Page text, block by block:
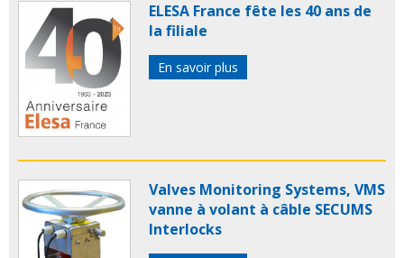
ELESA France fête les 40 ans de
la filiale
En savoir plus
Valves Monitoring Systems, VMS
vanne à volant à câble SECUMS
Interlocks